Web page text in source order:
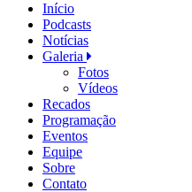
Início
Podcasts
Notícias
Galeria
Fotos
Vídeos
Recados
Programação
Eventos
Equipe
Sobre
Contato